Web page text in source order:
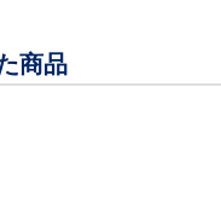
商品